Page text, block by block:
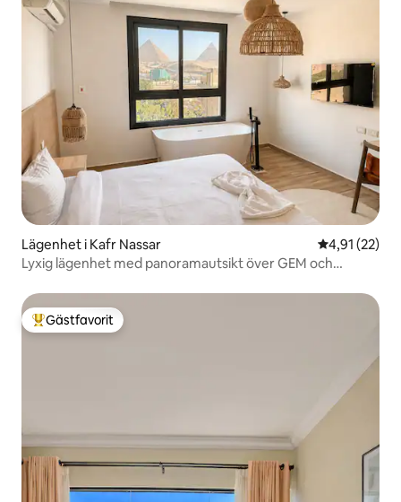
Lägenhet i Kafr Nassar 4,91 av 5 i
4,91 (22)
Lyxig lägenhet med panoramautsikt över GEM och
Populär gästfavorit
Gästfavorit